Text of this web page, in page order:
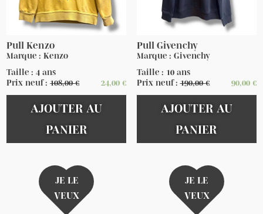
Pull Kenzo
Marque : Kenzo
Taille : 4 ans
Prix neuf :108,00€ 24,00 €
AJOUTER AU
PANIER
JE LE
VEUX
Pull Givenchy
Marque : Givenchy
Taille : 10 ans
Prix neuf :190,00€ 90,00 €
AJOUTER AU
PANIER
JE LE
VEUX